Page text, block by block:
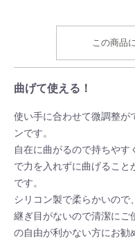
この商品
曲げて使える！
使い手に合わせて微調整が
ンです。
自在に曲がるので持ちやす
で力を入れずに曲げること
です。
シリコン製で柔らかいので
継ぎ目がないので清潔にご
の自由が利かない方にお勧